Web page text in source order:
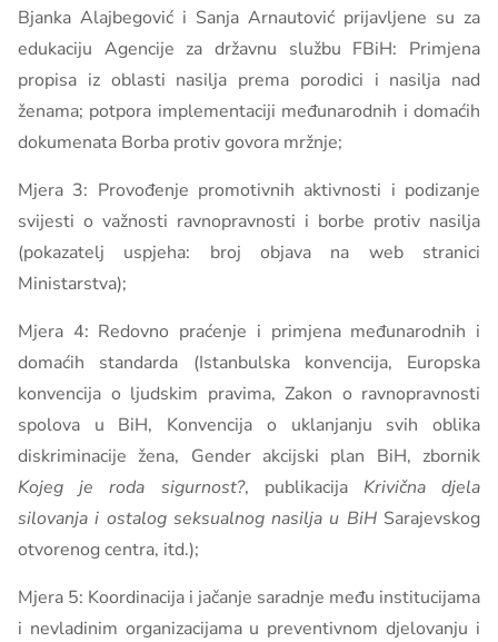
Bjanka Alajbegović i Sanja Arnautović prijavljene su za
edukaciju Agencije za državnu službu FBiH: Primjena
propisa iz oblasti nasilja prema porodici i nasilja nad
ženama; potpora implementaciji međunarodnih i domaćih
dokumenata Borba protiv govora mržnje;
Mjera 3: Provođenje promotivnih aktivnosti i podizanje
svijesti o važnosti ravnopravnosti i borbe protiv nasilja
(pokazatelj uspjeha: broj objava na web stranici
Ministarstva);
Mjera 4: Redovno praćenje i primjena međunarodnih i
domaćih standarda (Istanbulska konvencija, Europska
konvencija o ljudskim pravima, Zakon o ravnopravnosti
spolova u BiH, Konvencija o uklanjanju svih oblika
diskriminacije žena, Gender akcijski plan BiH, zbornik
Kojeg je roda sigurnost?, publikacija Krivična djela
silovanja i ostalog seksualnog nasilja u BiHSarajevskog
otvorenog centra, itd.);
Mjera 5: Koordinacija i jačanje saradnje među institucijama
i nevladinim organizacijama u preventivnom djelovanju i